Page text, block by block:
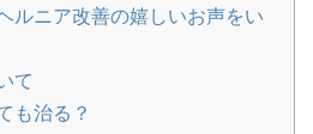
ルニア改善の嬉しいお声をい
て
も治る？